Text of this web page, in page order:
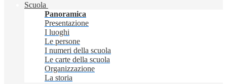
Scuola
Panoramica
Presentazione
I luoghi
Le persone
I numeri della scuola
Le carte della scuola
Organizzazione
La storia